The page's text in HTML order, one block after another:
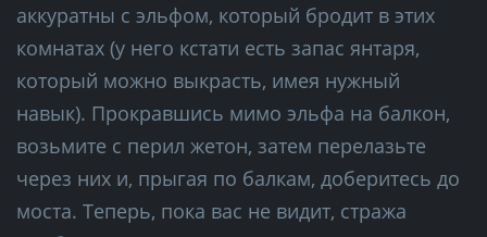
аккуратны с эльфом, который бродит в этих
комнатах (у него кстати есть запас янтаря,
который можно выкрасть, имея нужный
навык). Прокравшись мимо эльфа на балкон,
возьмите с перил жетон, затем перелазьте
через них и, прыгая по балкам, доберитесь до
моста. Теперь, пока вас не видит, стража